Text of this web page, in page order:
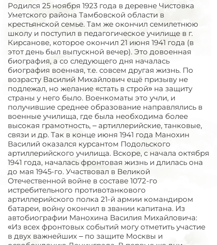
Родился 25 ноября 1923 года в деревне Чистовка
Уметского района Тамбовской области в
крестьянской семье. Там же окончил семилетнюю
школу и поступил в педагогическое училище в г.
Кирсанове, которое окончил 21 июня 1941 года (в
этот день был выпускной вечер). Это довоенная
биография, а со следующего дня началась
биография военная, т.е. совсем другая жизнь. По
возрасту Василий Михайлович ещё призыву не
подлежал, но желание «стать в строй» на защиту
страны у него было. Военкоматы это учли, и
получившие среднее образование направлялись в
военные училища, где была необходима более
высокая грамотность, – артиллерийские, танковые,
связи и др. Так в конце июня 1941 года Манохин
Василий оказался курсантом Подольского
артиллерийского училища. Вскоре, с начала октября
1941 года, началась фронтовая жизнь и длилась она
до мая 1945-го. Участвовал в Великой
Отечественной войне в составе 1072-го
истребительного противотанкового
артиллерийского полка 21-й армии командиром
батареи, войну окончил в звании капитана. Из
автобиографии Манохина Василия Михайловича:
«Из всех фронтовых событий могу отметить участие
в двух важнейших – по защите Москвы и